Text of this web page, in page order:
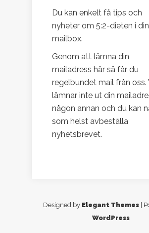
Du kan enkelt få tips och
nyheter om 5:2-dieten i din
mailbox.
Genom att lämna din
mailadress här så får du
regelbundet mail från oss.
lämnar inte ut din
någon annan och du kan
som helst avbeställa
nyhetsbrevet.
Designed by Elegant Themes |
WordPress